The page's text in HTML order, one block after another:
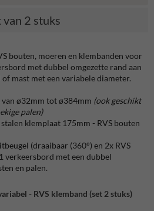
van 2 stuks
bouten, moeren en klembanden voor
met dubbel omgezette rand aan
mast met een variabele diameter.
van ø32mm tot ø384mm (ook geschikt
palen)
klemplaat 175mm - RVS bouten
(draaibaar (360°) en 2x RVS
verkeersbord met een dubbel
en palen.
- RVS klemband (set 2 stuks)